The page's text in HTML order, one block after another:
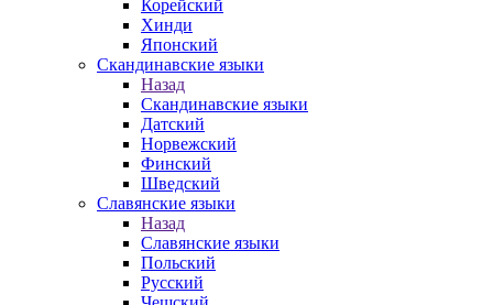
Корейский
Хинди
Японский
Скандинавские языки
Назад
Скандинавские языки
Датский
Норвежский
Финский
Шведский
Славянские языки
Назад
Славянские языки
Польский
Русский